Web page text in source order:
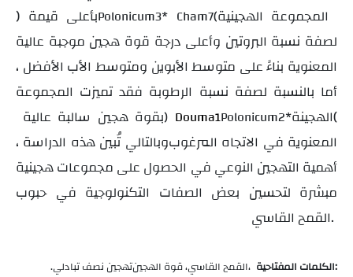
(
Polonicum3* Cham7
) بأعلى قيمة
لصفة نسبة البروتين وأعلى درجة قوة هجين موجبة عالية
المعنوية بناءً على متوسط الأبوين ومتوسط الأب الأفضل ،
أما بالنسبة لصفة نسبة الرطوبة فقد تميزت المجموعة
الهجينة(
Polonicum2*
Douma1
)
المعنوية في الاتجاه المرغوب
، وبالتالي تُبين هذه الدراسة
أهمية التهجين النوعي في الحصول على مجموعات هجينية
مبشرة لتحسين بعض الصفات التكنولوجية في حبوب
القمح القاسي.
الكلمات المفتاحية: القمح القاسي، قوة الهجين، تهجين نصف تبادلي.